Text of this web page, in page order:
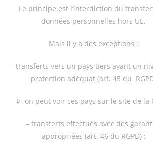
Le principe est l’interdiction du
données personnelles hors UE.
Mais il y a des exceptions :
– transferts vers un pays tiers ayant un
protection adéquat (art. 45 du
Þ on peut voir ces pays sur le site de la
– transferts effectués avec des
appropriées (art. 46 du RGPD) :